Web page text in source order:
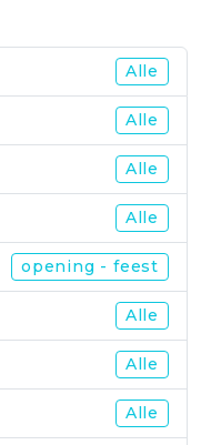
Alle
Alle
Alle
Alle
opening - feest
Alle
Alle
Alle